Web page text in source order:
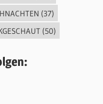
(37)
(50)